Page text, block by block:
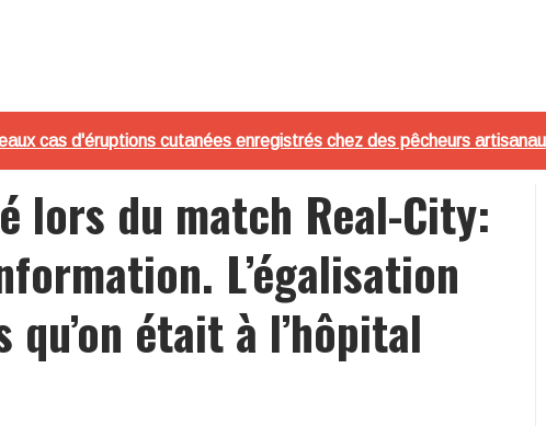
cas d'éruptions cutanées enregistrés chez des pêcheurs
lors du match Real-City:
L’égalisation
était à l’hôpital